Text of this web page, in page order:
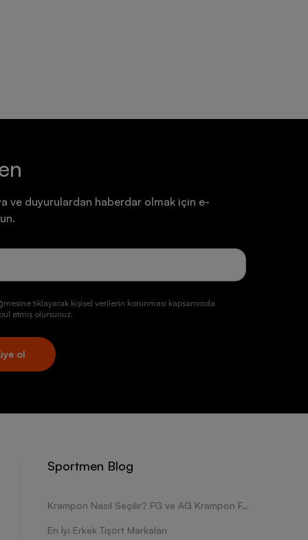
ve duyurulardan haberdar olmak için e-
tıklayarak kişisel verilerin korunması kapsamında
etmiş olursunuz.
ol
Sportmen Blog
Krampon Nasıl Seçilir? FG ve AG Krampon Farkları Nelerdir?
En İyi Erkek Tişört Markaları